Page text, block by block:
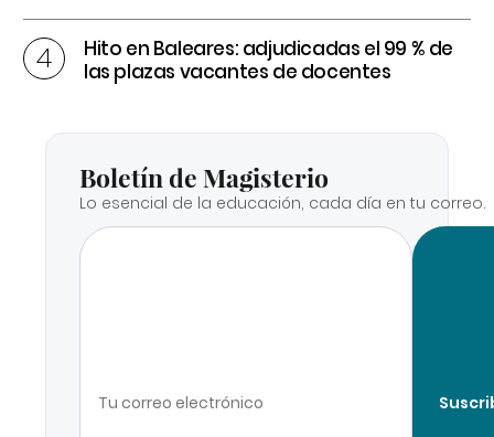
Hito en Baleares: adjudicadas el 99 % de
las plazas vacantes de docentes
Boletín de Magisterio
Lo esencial de la educación, cada día en tu correo.